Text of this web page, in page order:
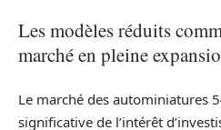
Les modèles réduits
marché en pleine
Le marché des autominiatures
significative de l’intérêt